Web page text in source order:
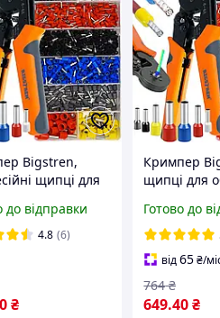
Bigstren,
щипці для
мм² з набором
(22717)
до відправки
4.8 (6)
₴
Кримпер
щипці для
мм2 + 1200
Готово до
від65₴/
649.40₴
764 ₴